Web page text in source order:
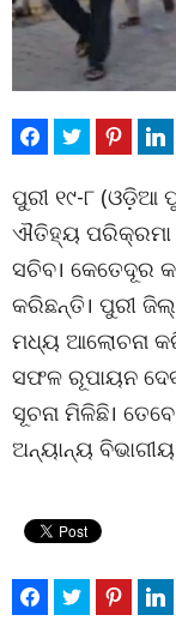
ପୁରୀ ୧୯-୮ (ଓଡ଼ିଆ
ଐତିହ୍ୟ ପରିକ୍ରମା
ସଚିବ। କେତେଦୂର
କରିଛନ୍ତି। ପୁରୀ
ମଧ୍ୟ ଆଲୋଚନା
ସଫଳ ରୂପାୟନ
ସୂଚନା ମିଳିଛି।
ଅନ୍ୟାନ୍ୟ